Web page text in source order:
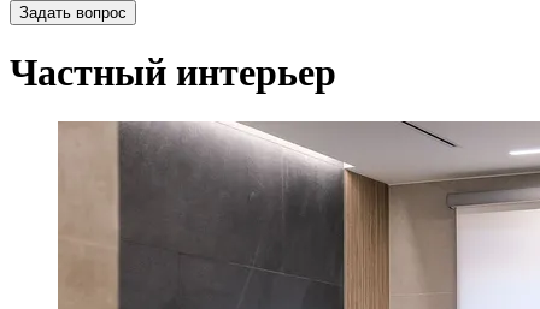
Задать вопрос
Частный интерьер